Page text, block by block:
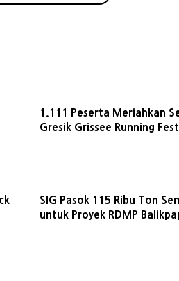
1.111 Peserta Meriahkan
Gresik Grissee Running
SIG Pasok 115 Ribu Ton
untuk Proyek RDMP